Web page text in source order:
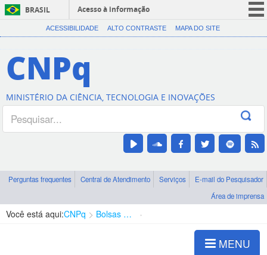
BRASIL
Acesso à informação
CORONAVÍRUS (COVID-19)
Canais
ACESSIBILIDADE ALTO CONTRASTE MAPA DO SITE
CNPq
MINISTÉRIO DA CIÊNCIA, TECNOLOGIA E INOVAÇÕES
Perguntas frequentes Central de Atendimento Serviços
E-mail do Pesquisador
Área de imprensa
Você está aqui:CNPq Bolsas e Auxílios Vigentes
MENU